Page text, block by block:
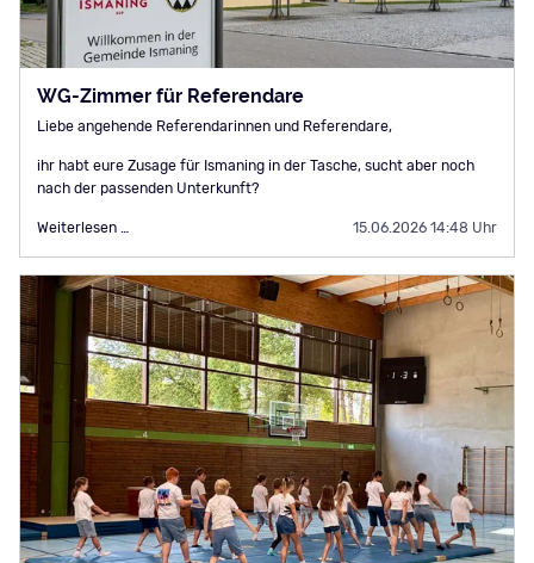
15.06.2026 14:48 Uhr
WG-Zimmer für Referendare
Liebe angehende Referendarinnen und Referendare,
ihr habt eure Zusage für Ismaning in der Tasche, sucht aber noch
nach der passenden Unterkunft?
Weiterlesen …
für
Referendare